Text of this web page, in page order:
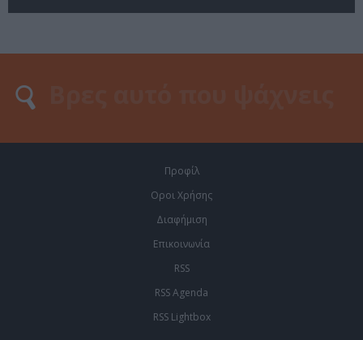
Προφίλ
Οροι Χρήσης
Διαφήμιση
Επικοινωνία
RSS
RSS Agenda
RSS Lightbox